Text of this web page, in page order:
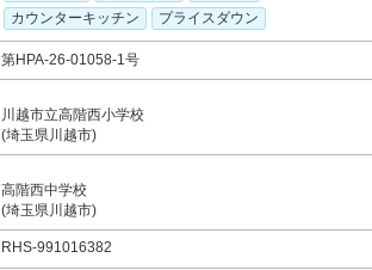
カウンターキッチン
プライスダウン
第HPA-26-01058-1号
川越市立高階西小学校
(埼玉県川越市)
高階西中学校
(埼玉県川越市)
RHS-991016382